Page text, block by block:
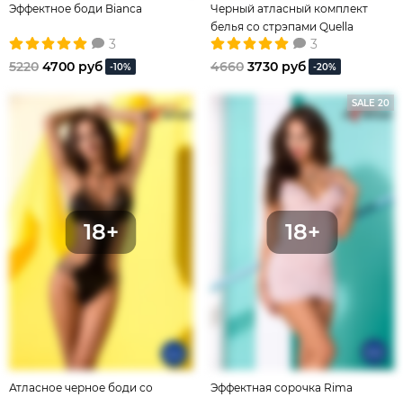
Эффектное боди Bianca
3
5220 4700 руб -10%
Черный атласный комплект
белья со стрэпами Quella
3
4660 3730 руб -20%
Атласное черное боди со
SALE 20
Эффектная сорочка Rima